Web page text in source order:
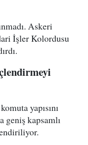
Askeri
İşler Kolordusu
yapısını
geniş kapsamlı